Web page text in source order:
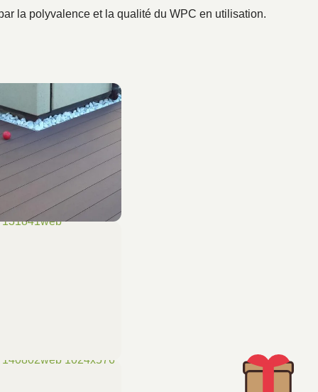
la polyvalence et la qualité du WPC en utilisation.